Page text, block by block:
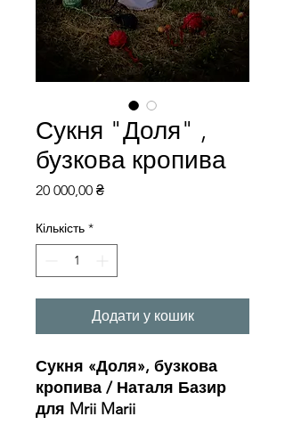
Сукня "Доля" ,
бузкова кропива
20 000,00 ₴Ціна
Кількість *
Додати у кошик
Сукня «Доля», бузкова
кропива / Наталя Базир
для Mrii Marii